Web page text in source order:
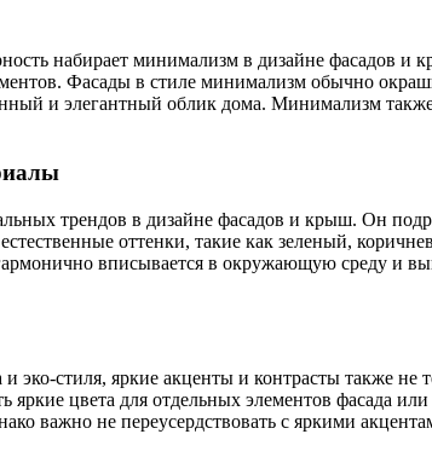
набирает минимализм в дизайне фасадов
Фасады в стиле минимализм обычно
и элегантный облик дома. Минимализм
трендов в дизайне фасадов и крыш. Он
оттенки, такие как зеленый,
вписывается в окружающую среду и
эко-стиля, яркие акценты и контрасты также
цвета для отдельных элементов фасада
важно не переусердствовать с яркими